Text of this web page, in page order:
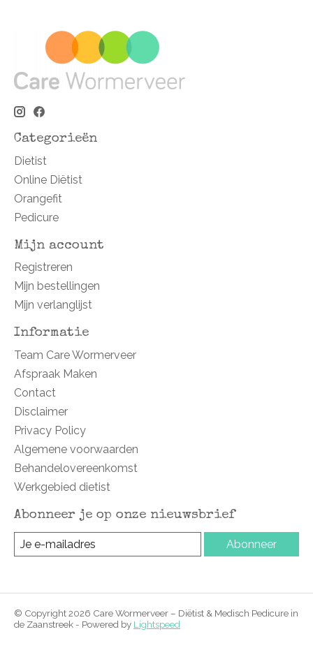
Categorieën
Dietist
Online Diëtist
Orangefit
Pedicure
Mijn account
Registreren
Mijn bestellingen
Mijn verlanglijst
Informatie
Team Care Wormerveer
Afspraak Maken
Contact
Disclaimer
Privacy Policy
Algemene voorwaarden
Behandelovereenkomst
Werkgebied dietist
Abonneer je op onze nieuwsbrief
Abonneer
© Copyright 2026 Care Wormerveer – Diëtist & Medisch Pedicure in
de Zaanstreek - Powered by Lightspeed